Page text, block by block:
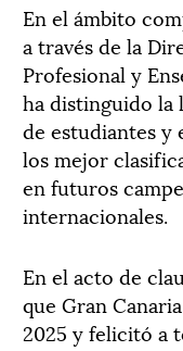
En el ámbito
a través de la
Profesional y
ha distinguido la
de estudiantes y
los mejor
en futuros
internacionales.
En el acto de
que Gran
2025 y felicitó a